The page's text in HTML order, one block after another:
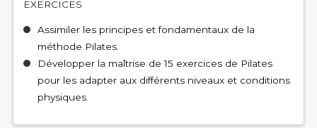
EXERCICES
Assimiler les principes et fondamentaux de la
méthode Pilates.
Développer la maîtrise de 15 exercices de Pilates
pour les adapter aux différents niveaux et conditions
physiques.